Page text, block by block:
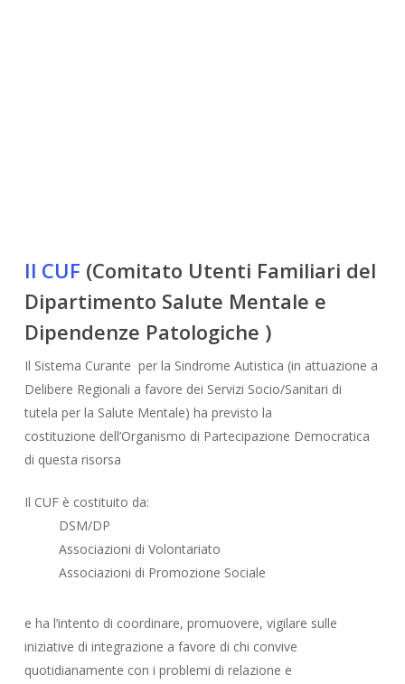
Il CUF (Comitato Utenti Familiari del
Dipartimento Salute Mentale e
Dipendenze Patologiche )
Il Sistema Curante per la Sindrome Autistica (in attuazione a
Delibere Regionali a favore dei Servizi Socio/Sanitari di
tutela per la Salute Mentale) ha previsto la
costituzione dell’Organismo di Partecipazione Democratica
di questa risorsa
Il CUF è costituito da:
DSM/DP
Associazioni di Volontariato
Associazioni di Promozione Sociale
e ha l’intento di coordinare, promuovere, vigilare sulle
iniziative di integrazione a favore di chi convive
quotidianamente con i problemi di relazione e